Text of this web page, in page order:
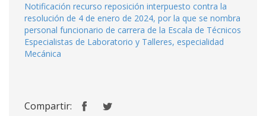
Notificación recurso reposición interpuesto contra la
resolución de 4 de enero de 2024, por la que se nombra
personal funcionario de carrera de la Escala de Técnicos
Especialistas de Laboratorio y Talleres, especialidad
Mecánica
Compartir: